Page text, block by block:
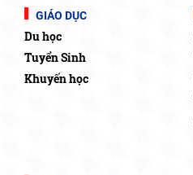
GIÁO DỤC
Du học
Tuyển Sinh
Khuyến học